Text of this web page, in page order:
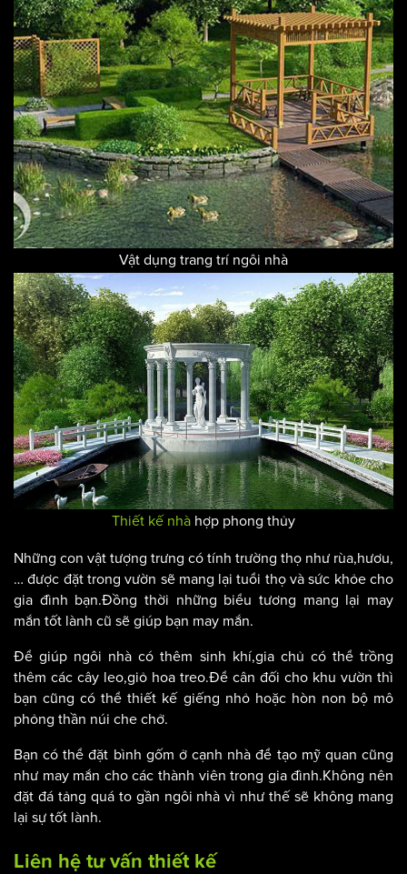
Vật dụng trang trí ngôi nhà
Thiết kế nhà hợp phong thủy
Những con vật tượng trưng có tính trường thọ như rùa,hươu,
… được đặt trong vườn sẽ mang lại tuổi thọ và sức khỏe cho
gia đình bạn.Đồng thời những biểu tương mang lại may
mắn tốt lành cũ sẽ giúp bạn may mắn.
Để giúp ngôi nhà có thêm sinh khí,gia chủ có thể trồng
thêm các cây leo,giỏ hoa treo.Để cân đối cho khu vườn thì
bạn cũng có thể thiết kế giếng nhỏ hoặc hòn non bộ mô
phỏng thần núi che chở.
Bạn có thể đặt bình gốm ở cạnh nhà để tạo mỹ quan cũng
như may mắn cho các thành viên trong gia đình.Không nên
đặt đá tảng quá to gần ngôi nhà vì như thế sẽ không mang
lại sự tốt lành.
Liên hệ tư vấn thiết kế